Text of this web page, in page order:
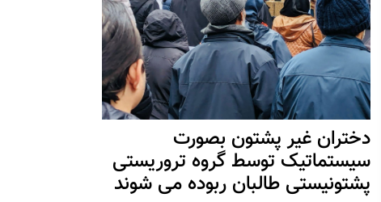
دختران غیر پشتون بصورت
سیستماتیک توسط گروه تروریستی
پشتونیستی طالبان ربوده می شوند